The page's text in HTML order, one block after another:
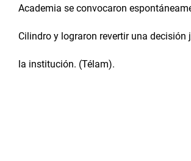
Academia se convocaron
Cilindro y lograron revertir una
la institución. (Télam).